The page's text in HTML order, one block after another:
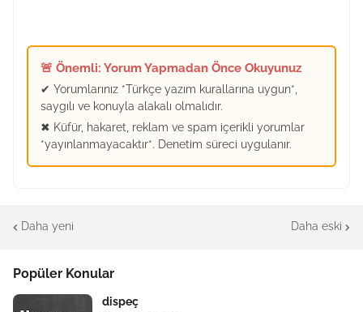
🚨 Önemli: Yorum Yapmadan Önce Okuyunuz
✔ Yorumlarınız *Türkçe yazım kurallarına uygun*,
saygılı ve konuyla alakalı olmalıdır.
✖ Küfür, hakaret, reklam ve spam içerikli yorumlar
*yayınlanmayacaktır*. Denetim süreci uygulanır.
Daha yeni Daha eski
Popüler Konular
dispeç